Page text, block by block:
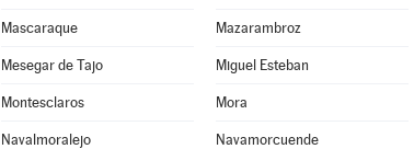
Mascaraque Mazarambroz
Mesegar de Tajo Miguel Esteban
Montesclaros Mora
Navalmoralejo Navamorcuende